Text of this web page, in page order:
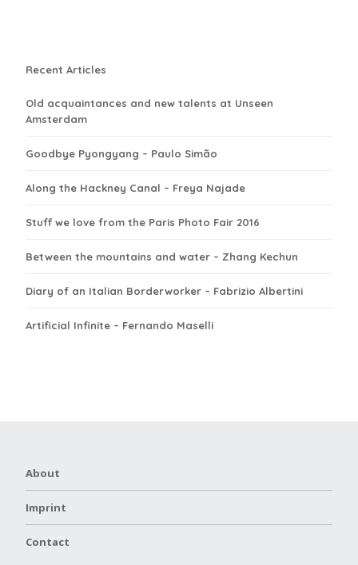
Recent Articles
Old acquaintances and new talents at Unseen
Amsterdam
Goodbye Pyongyang – Paulo Simão
Along the Hackney Canal – Freya Najade
Stuff we love from the Paris Photo Fair 2016
Between the mountains and water – Zhang Kechun
Diary of an Italian Borderworker – Fabrizio Albertini
Artificial Infinite – Fernando Maselli
About
Imprint
Contact